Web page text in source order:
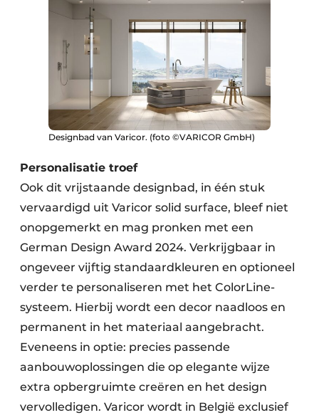
Designbad van Varicor. (foto ©VARICOR GmbH)
Personalisatie troef
Ook dit vrijstaande designbad, in één stuk
vervaardigd uit Varicor solid surface, bleef niet
onopgemerkt en mag pronken met een
German Design Award 2024. Verkrijgbaar in
ongeveer vijftig standaardkleuren en optioneel
verder te personaliseren met het ColorLine-
systeem. Hierbij wordt een decor naadloos en
permanent in het materiaal aangebracht.
Eveneens in optie: precies passende
aanbouwoplossingen die op elegante wijze
extra opbergruimte creëren en het design
vervolledigen. Varicor wordt in België exclusief